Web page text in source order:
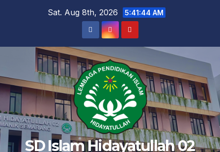
Sat. Aug 8th, 2026 5:41:45 AM
SD Islam Hidayatullah 02